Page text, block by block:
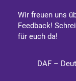
Wir freuen uns
Feedback!
für euch da!
DAF –